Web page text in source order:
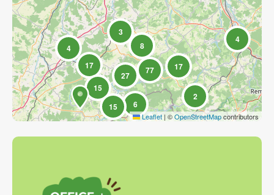
6
15
8
15
17 17
4
27 77
3
2
4
Leaflet | ©OpenStreetMapcontributors